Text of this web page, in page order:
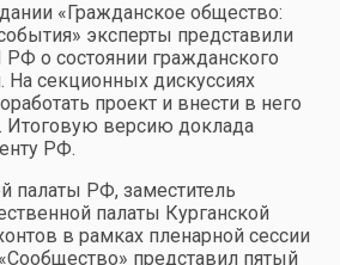
«Гражданское общество:
эксперты представили
о состоянии гражданского
На секционных дискуссиях
проект и внести в него
Итоговую версию доклада
РФ.
палаты РФ, заместитель
палаты Курганской
в рамках пленарной сессии
представил пятый